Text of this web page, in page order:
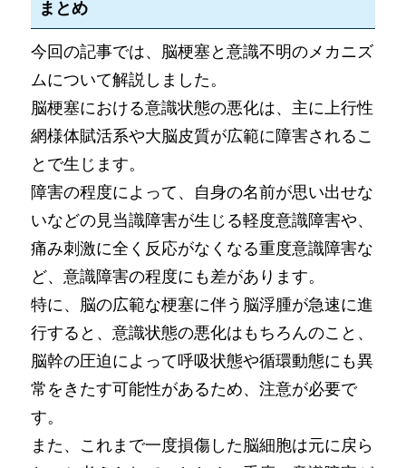
まとめ
今回の記事では、脳梗塞と意識不明のメカニズ
ムについて解説しました。
脳梗塞における意識状態の悪化は、主に上行性
網様体賦活系や大脳皮質が広範に障害されるこ
とで生じます。
障害の程度によって、自身の名前が思い出せな
いなどの見当識障害が生じる軽度意識障害や、
痛み刺激に全く反応がなくなる重度意識障害な
ど、意識障害の程度にも差があります。
特に、脳の広範な梗塞に伴う脳浮腫が急速に進
行すると、意識状態の悪化はもちろんのこと、
脳幹の圧迫によって呼吸状態や循環動態にも異
常をきたす可能性があるため、注意が必要で
す。
また、これまで一度損傷した脳細胞は元に戻ら